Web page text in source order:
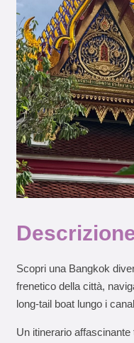
Scopri una Bangkok
frenetico della città,
long-tail boat lungo i
Un itinerario